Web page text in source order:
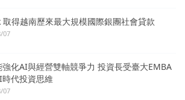
取得越南歷來最大規模國際銀團社會貸款
07
化AI與經營雙軸競爭力 投資長受臺大EMBA
代投資思維
07